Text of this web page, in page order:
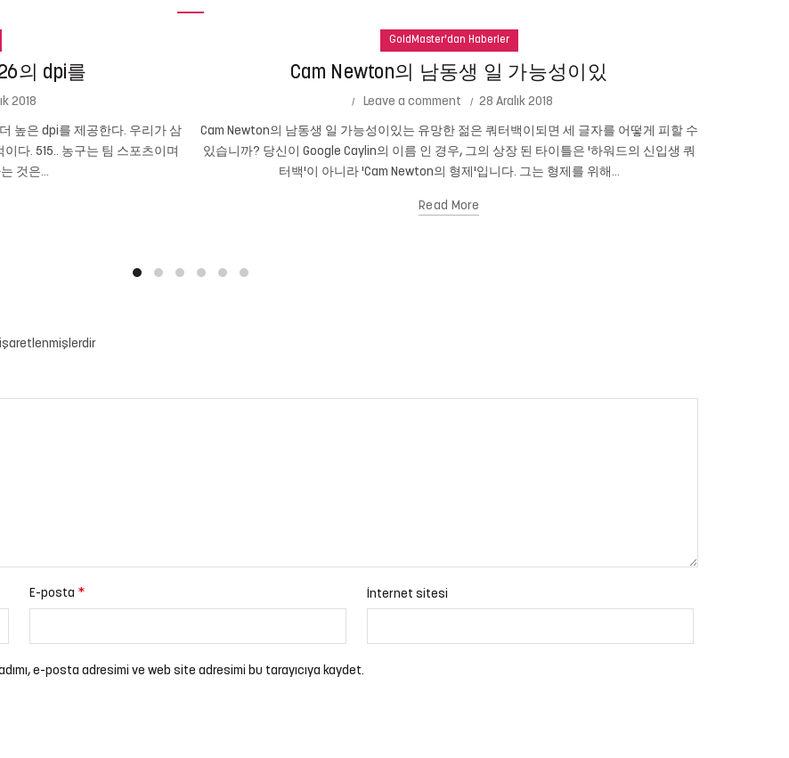
의 dpi를
2018
높은 dpi를 제공한다. 우리가 삼
다. 515.. 농구는 팀 스포츠이며
것은...
GoldMaster'dan Haberler
Cam Newton의 남동생 일 가능성이있
Leave a comment 28 Aralık 2018
Cam Newton의 남동생 일 가능성이있는 유망한 젊은 쿼터백이되면 세 글자를 어떻게 피할 수
있습니까? 당신이 Google Caylin의 이름 인 경우, 그의 상장 된 타이틀은 '하워드의 신입생 쿼
터백'이 아니라 'Cam Newton의 형제'입니다. 그는 형제를 위해...
Read More
E-posta * İnternet sitesi
e-posta adresimi ve web site adresimi bu tarayıcıya kaydet.